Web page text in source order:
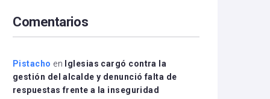
disminuir
el
Comentarios
Pistacho en
Iglesias cargó contra la
gestión del alcalde y denunció falta de
respuestas frente a la inseguridad